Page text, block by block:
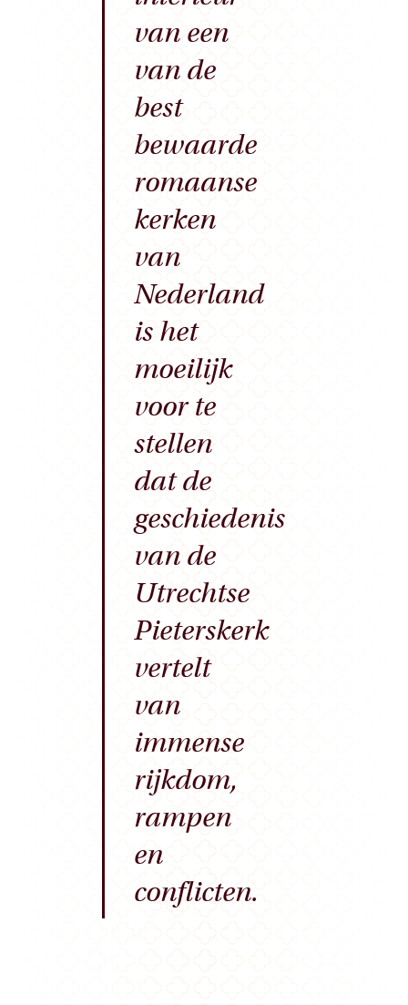
van een
van de
best
bewaarde
romaanse
kerken
van
Nederland
is het
moeilijk
voor te
stellen
dat de
geschiedenis
van de
Utrechtse
Pieterskerk
vertelt
van
immense
rijkdom,
rampen
en
conflicten.